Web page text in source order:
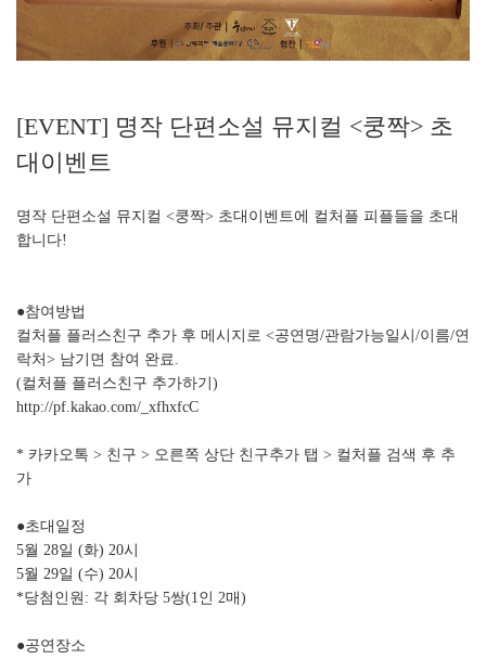
[EVENT] 명작 단편소설 뮤지컬 <쿵짝> 초
대이벤트
명작 단편소설 뮤지컬 <쿵짝> 초대이벤트에 컬처플 피플들을 초대
합니다!
●참여방법
컬처플 플러스친구 추가 후 메시지로 <공연명/관람가능일시/이름/연
락처> 남기면 참여 완료.
(컬처플 플러스친구 추가하기)
http://pf.kakao.com/_xfhxfcC
* 카카오톡 > 친구 > 오른쪽 상단 친구추가 탭 > 컬처플 검색 후 추
가
●초대일정
5월 28일 (화) 20시
5월 29일 (수) 20시
*당첨인원: 각 회차당 5쌍(1인 2매)
●공연장소